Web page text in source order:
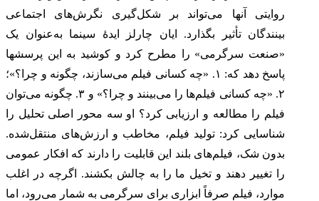
روایتی آنها می‌تواند بر شکل‌گیری نگرش‌های اجتماعی
بینندگان تأثیر بگذارد. ایان چارلز ایدۀ سینما به‌عنوان یک
«صنعت سرگرمی» را مطرح کرد و کوشید به این پرسش‎ها
پاسخ دهد که: ۱. «چه کسانی فیلم می‌سازند، چگونه و چرا؟»؛
۲. «چه کسانی فیلم‌ها را می‌بینند و چرا؟» و ۳. چگونه می‌توان
فیلم را مطالعه و ارزیابی کرد؟ او سه محور اصلی تحلیل را
شناسایی کرد: تولید فیلم، مخاطب و ارزش‌های منتقل‌شده.
بدون شک، فیلم‌های بلند این قابلیت را دارند که افکار عمومی
را تغییر دهند و تخیل ما را به چالش بکشند. اگرچه در اغلب
موارد، فیلم صرفاً ابزاری برای سرگرمی به شمار می‌رود، اما